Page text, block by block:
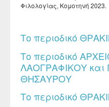
Φιλολογίας, Κομοτηνή 2023.
Το περιοδικό
Το περιοδικό
ΛΑΟΓΡΑΦΙΚΟΥ και
ΘΗΣΑΥΡΟΥ
Το περιοδικό